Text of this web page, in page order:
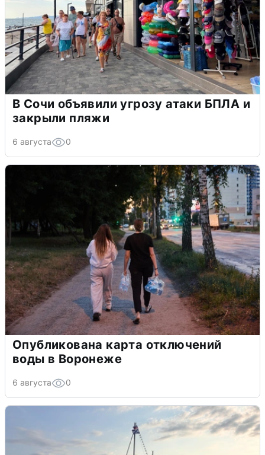
В Сочи объявили угрозу атаки БПЛА и
закрыли пляжи
6 августа 0
Опубликована карта отключений
воды в Воронеже
6 августа 0